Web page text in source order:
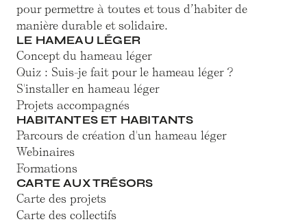
pour permettre à toutes et tous d’habiter de
manière durable et solidaire.
LE HAMEAU LÉGER
Concept du hameau léger
Quiz : Suis-je fait pour le hameau léger ?
S'installer en hameau léger
Projets accompagnés
HABITANTES ET HABITANTS
Parcours de création d'un hameau léger
Webinaires
Formations
CARTE AUX TRÉSORS
Carte des projets
Carte des collectifs